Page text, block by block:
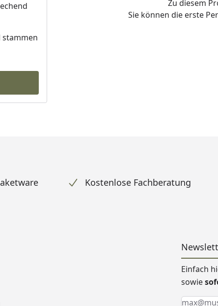
stammen
Zu diesem
Sie können die erste
Kostenlose Fachberatung
Einfach
sowie
Keine
Eingabe
E-Mail *